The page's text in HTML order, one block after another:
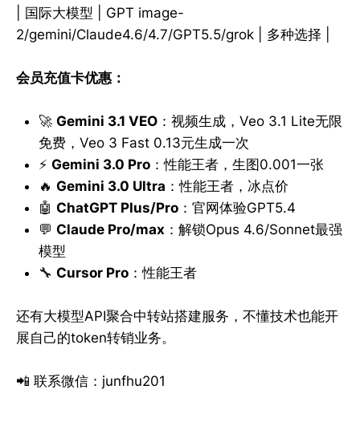
| 国际大模型 | GPT image-
2/gemini/Claude4.6/4.7/GPT5.5/grok | 多种选择 |
会员充值卡优惠：
🚀 Gemini 3.1 VEO ：视频生成，Veo 3.1 Lite无限
免费，Veo 3 Fast 0.13元生成一次
⚡ Gemini 3.0 Pro ：性能王者，生图0.001一张
🔥 Gemini 3.0 Ultra ：性能王者，冰点价
🤖 ChatGPT Plus/Pro ：官网体验GPT5.4
💬 Claude Pro/max ：解锁Opus 4.6/Sonnet最强
模型
🔧 Cursor Pro ：性能王者
还有大模型API聚合中转站搭建服务，不懂技术也能开
展自己的token转销业务。
📲 联系微信：junfhu201